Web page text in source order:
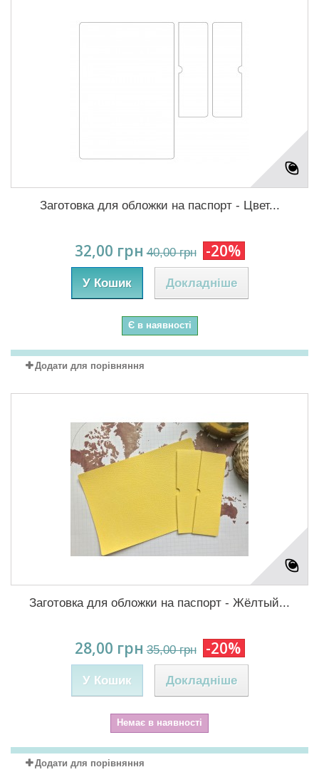
Заготовка для обложки на паспорт - Цвет...
32,00 грн 40,00 грн -20%
У Кошик Докладніше
Є в наявності
Додати для порівняння
Заготовка для обложки на паспорт - Жёлтый...
28,00 грн 35,00 грн -20%
У Кошик Докладніше
Немає в наявності
Додати для порівняння